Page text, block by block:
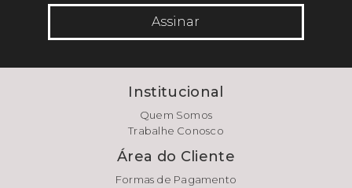
Assinar
Institucional
Quem Somos
Trabalhe Conosco
Área do Cliente
Formas de Pagamento